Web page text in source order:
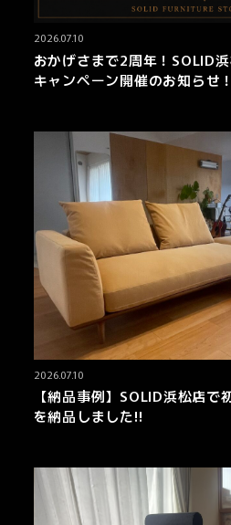
2026.07.10
おかげさまで2周年！SOLID
キャンペーン開催のお知らせ！
2026.07.10
【納品事例】SOLID浜松店で
を納品しました!!